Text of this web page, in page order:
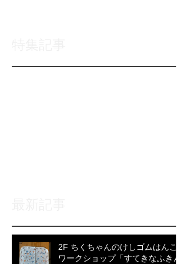
2F ちくちゃんのけしゴムはんこ
ワークショップ「すてきなふきん